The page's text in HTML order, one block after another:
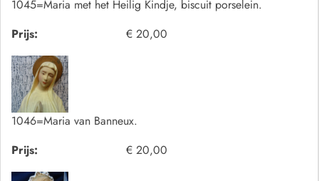
1045=Maria met het Heilig Kindje, biscuit porselein.
Prijs:
€ 20,00
1046=Maria van Banneux.
Prijs:
€ 20,00